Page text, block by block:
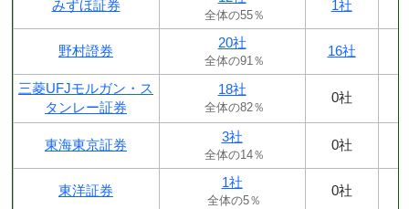
みずほ証券
全体の55％
1社
野村證券
20社
全体の91％
16社
三菱UFJモルガン・ス
タンレー証券
18社
全体の82％
0社
東海東京証券
3社
全体の14％
0社
東洋証券
1社
全体の5％
0社